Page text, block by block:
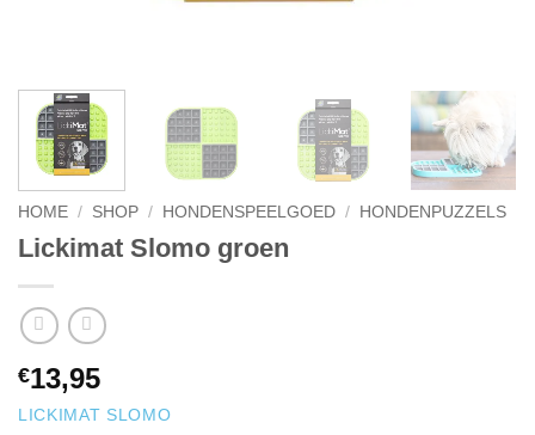
HOME / SHOP / HONDENSPEELGOED / HONDENPUZZELS
Lickimat Slomo groen
€13,95
LICKIMAT SLOMO